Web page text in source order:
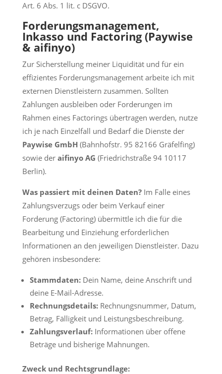
Art. 6 Abs. 1 lit. c DSGVO.
Forderungsmanagement,
Inkasso und Factoring (Paywise
& aifinyo)
Zur Sicherstellung meiner Liquidität und für ein
effizientes Forderungsmanagement arbeite ich mit
externen Dienstleistern zusammen. Sollten
Zahlungen ausbleiben oder Forderungen im
Rahmen eines Factorings übertragen werden, nutze
ich je nach Einzelfall und Bedarf die Dienste der
Paywise GmbH (Bahnhofstr. 95 82166 Gräfelfing)
sowie der aifinyo AG (Friedrichstraße 94 10117
Berlin).
Was passiert mit deinen Daten?Im Falle eines
Zahlungsverzugs oder beim Verkauf einer
Forderung (Factoring) übermittle ich die für die
Bearbeitung und Einziehung erforderlichen
Informationen an den jeweiligen Dienstleister. Dazu
gehören insbesondere:
Stammdaten:Dein Name, deine Anschrift und
deine E-Mail-Adresse.
Rechnungsdetails:Rechnungsnummer, Datum,
Betrag, Fälligkeit und Leistungsbeschreibung.
Zahlungsverlauf:Informationen über offene
Beträge und bisherige Mahnungen.
Zweck und Rechtsgrundlage: